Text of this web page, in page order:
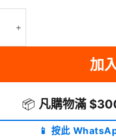
加
📦 凡購物滿
📱 按此